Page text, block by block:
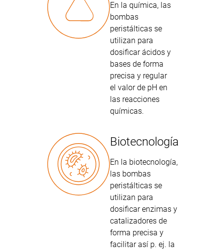
En la química, las
bombas
peristálticas se
utilizan para
dosificar ácidos y
bases de forma
precisa y regular
el valor de pH en
las reacciones
químicas.
Biotecnología
En la biotecnología,
las bombas
peristálticas se
utilizan para
dosificar enzimas y
catalizadores de
forma precisa y
facilitar así p. ej. la